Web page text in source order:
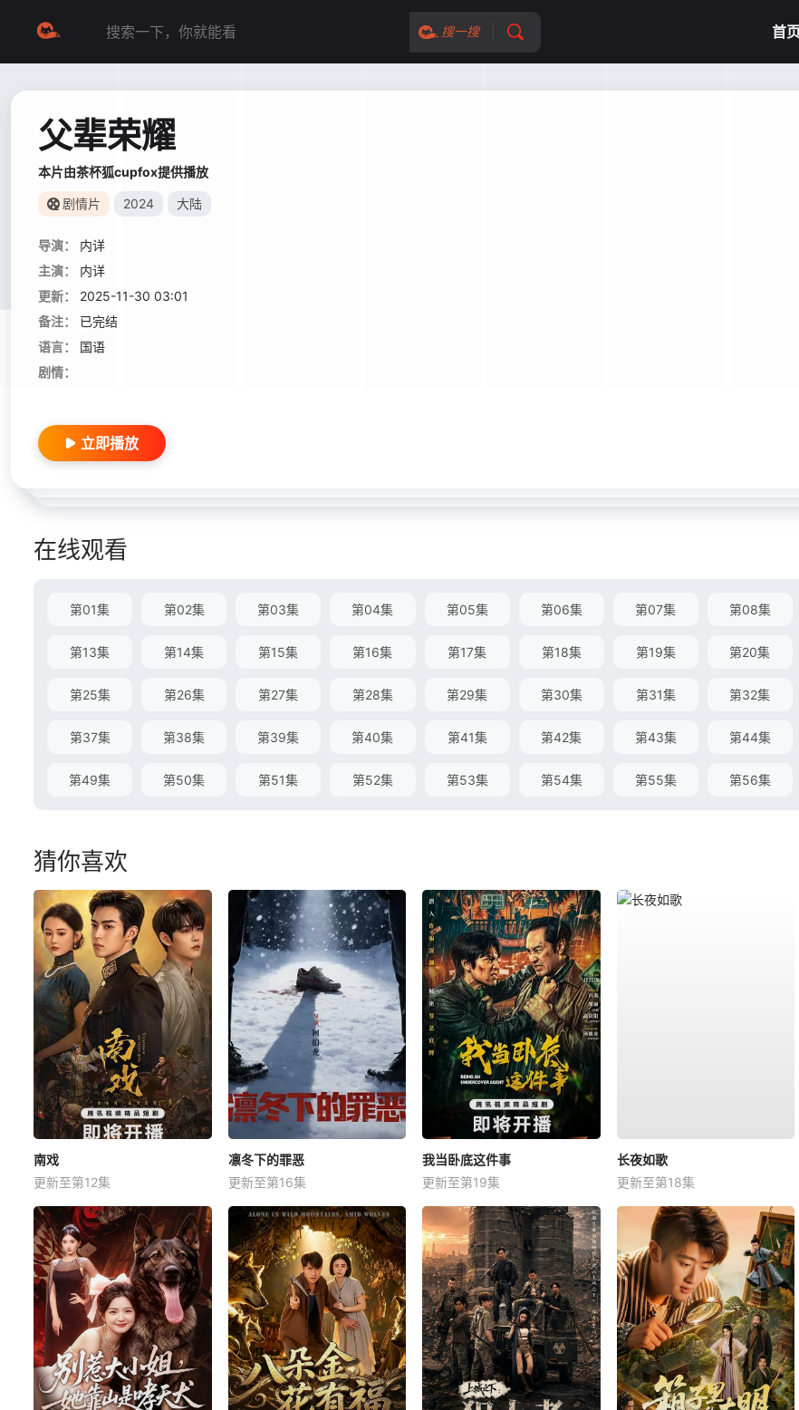
搜一搜 首
父辈荣耀
本片由茶杯狐cupfox提供播放
剧情片 2024 大陆
导演：
内详
主演：
内详
更新：
2025-11-30 03:01
备注：
已完结
语言：
国语
剧情：
立即播放
在线观看
第01集 第02集 第03集 第04集 第05集 第06集 第07集 第08集
第13集 第14集 第15集 第16集 第17集 第18集 第19集 第20集
第25集 第26集 第27集 第28集 第29集 第30集 第31集 第32集
第37集 第38集 第39集 第40集 第41集 第42集 第43集 第44集
第49集 第50集 第51集 第52集 第53集 第54集 第55集 第56集
猜你喜欢
南戏
更新至第12集
凛冬下的罪恶
更新至第16集
我当卧底这件事
更新至第19集
长夜如歌
更新至第18集